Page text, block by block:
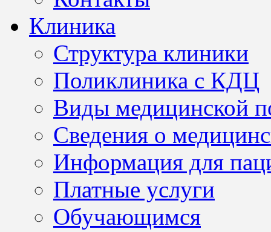
Клиника
Структура клиники
Поликлиника с КДЦ
Виды медицинской
Сведения о
Информация для
Платные услуги
Обучающимся